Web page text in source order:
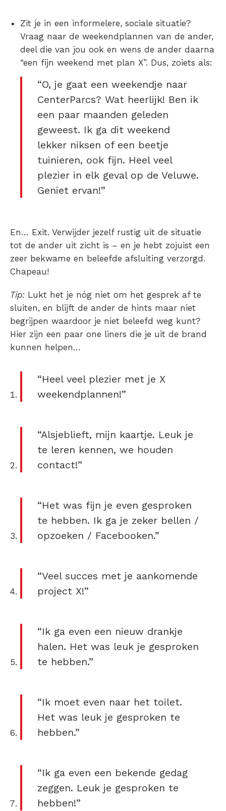
Zit je in een informelere, sociale situatie?
Vraag naar de weekendplannen van de ander,
deel die van jou ook en wens de ander daarna
“een fijn weekend met plan X”. Dus, zoiets als:
“O, je gaat een weekendje naar
CenterParcs? Wat heerlijk! Ben ik
een paar maanden geleden
geweest. Ik ga dit weekend
lekker niksen of een beetje
tuinieren, ook fijn. Heel veel
plezier in elk geval op de Veluwe.
Geniet ervan!”
En… Exit. Verwijder jezelf rustig uit de situatie
tot de ander uit zicht is – en je hebt zojuist een
zeer bekwame en beleefde afsluiting verzorgd.
Chapeau!
Tip: Lukt het je nóg niet om het gesprek af te
sluiten, en blijft de ander de hints maar niet
begrijpen waardoor je niet beleefd weg kunt?
Hier zijn een paar one liners die je uit de brand
kunnen helpen…
“Heel veel plezier met je X
weekendplannen!”
“Alsjeblieft, mijn kaartje. Leuk je
te leren kennen, we houden
contact!”
“Het was fijn je even gesproken
te hebben. Ik ga je zeker bellen /
opzoeken / Facebooken.”
“Veel succes met je aankomende
project X!”
“Ik ga even een nieuw drankje
halen. Het was leuk je gesproken
te hebben.”
“Ik moet even naar het toilet.
Het was leuk je gesproken te
hebben.”
“Ik ga even een bekende gedag
zeggen. Leuk je gesproken te
hebben!”